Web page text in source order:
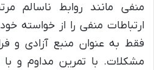
منفی مانند روابط ناسالم
ارتباطات منفی را از خواسته
فقط به عنوان منبع آزادی و
مشکلات. با تمرین مداوم و